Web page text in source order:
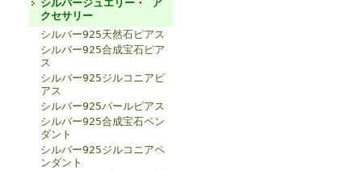
シルバージュエリー・ ア
クセサリー
シルバー925天然石ピアス
シルバー925合成宝石ピア
ス
シルバー925ジルコニアピ
アス
シルバー925パールピアス
シルバー925合成宝石ペン
ダント
シルバー925ジルコニアペ
ンダント